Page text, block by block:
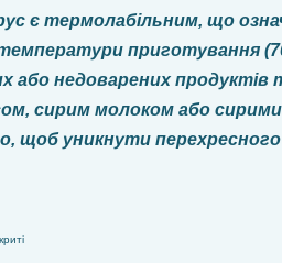
є термолабільним, що
приготування
або недоварених продуктів
сирим молоком або
щоб уникнути